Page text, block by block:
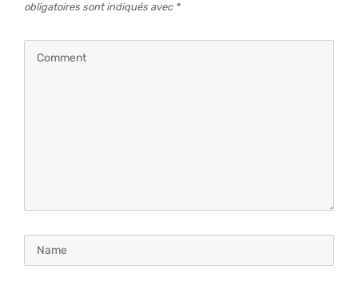
obligatoires sont indiqués avec *